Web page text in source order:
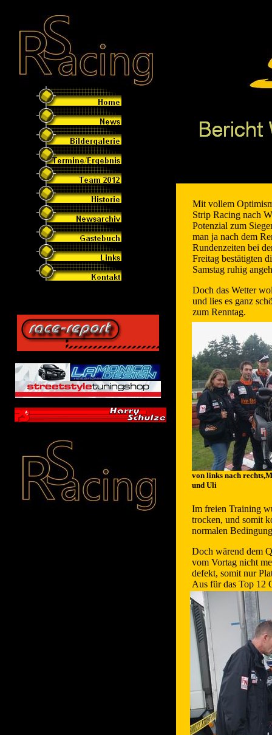
Mit vollem
Strip Racing nach
Potenzial zum
man ja nach dem
Rundenzeiten bei
Freitag bestätigten
Samstag ruhig
Doch das Wetter
und lies es ganz
zum Renntag.
von links nach
und Uli
Im freien Training
trocken, und somit
normalen
Doch wärend dem
vom Vortag nicht
defekt, somit nur
Aus für das Top 12